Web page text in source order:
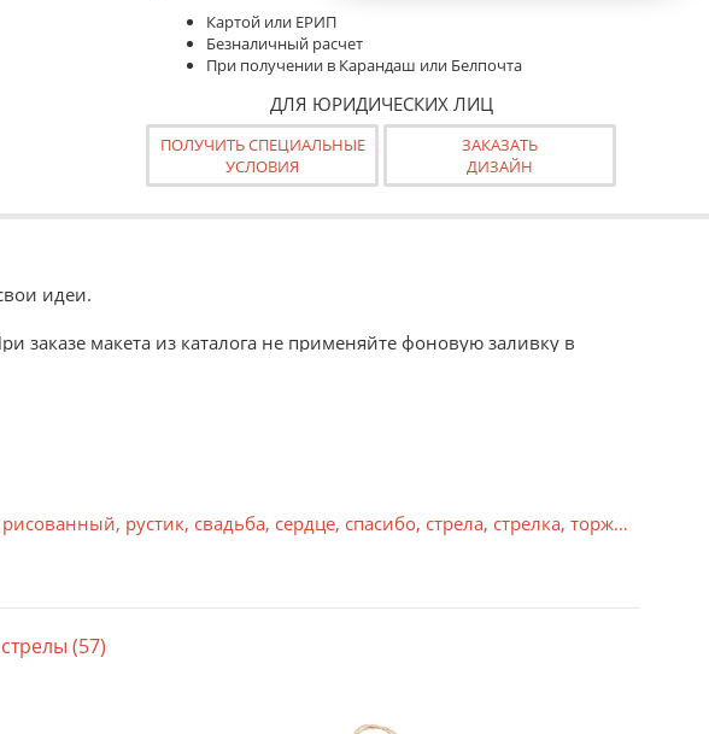
Картой или ЕРИП
Безналичный расчет
При получении в Карандаш или Белпочта
ДЛЯ ЮРИДИЧЕСКИХ ЛИЦ
ПОЛУЧИТЬ СПЕЦИАЛЬНЫЕ
УСЛОВИЯ
ЗАКАЗАТЬ
ДИЗАЙН
идеи.
макета из каталога не применяйте фоновую заливку в
окружающей среды.
полимеризации чернил под воздействием ультрафиолетового
рисованный, рустик, свадьба, сердце, спасибо, стрела, стрелка, торжество
(57)